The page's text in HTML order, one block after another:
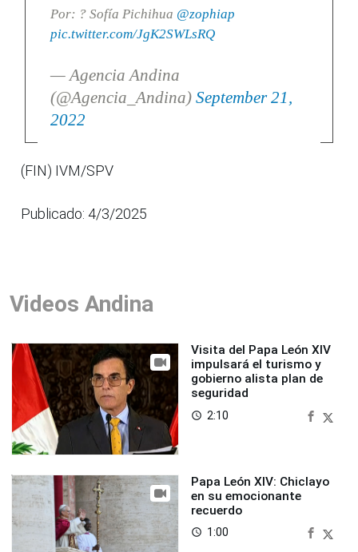
Por: ? Sofía Pichihua @zophiap
pic.twitter.com/JgK2SWLsRQ
— Agencia Andina
(@Agencia_Andina) September 21,
2022
(FIN) IVM/SPV
Publicado: 4/3/2025
Videos Andina
Visita del Papa León XIV
impulsará el turismo y
gobierno alista plan de
seguridad
access_time 2:10
Papa León XIV: Chiclayo
en su emocionante
recuerdo
access_time 1:00